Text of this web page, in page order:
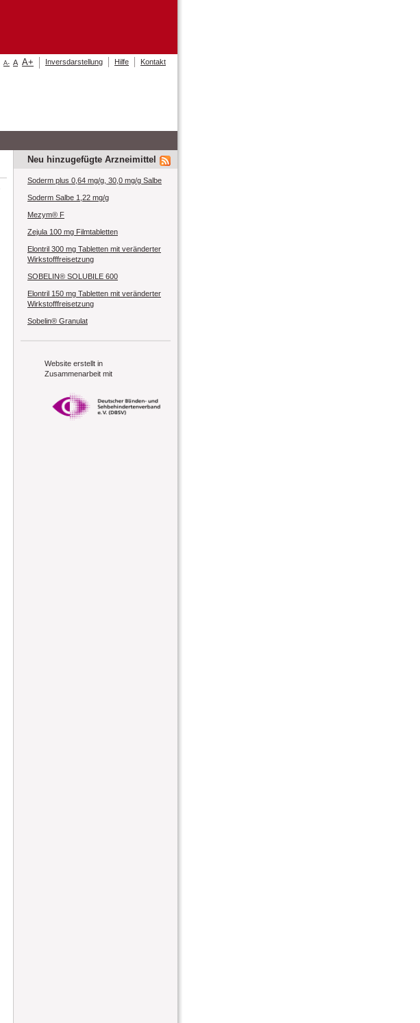
A- A A+ Inversdarstellung Hilfe Kontakt
Neu hinzugefügte Arzneimittel
Soderm plus 0,64 mg/g, 30,0 mg/g Salbe
Soderm Salbe 1,22 mg/g
Mezym® F
Zejula 100 mg Filmtabletten
Elontril 300 mg Tabletten mit veränderter
Wirkstofffreisetzung
SOBELIN® SOLUBILE 600
Elontril 150 mg Tabletten mit veränderter
Wirkstofffreisetzung
Sobelin® Granulat
Website erstellt in
Zusammenarbeit mit